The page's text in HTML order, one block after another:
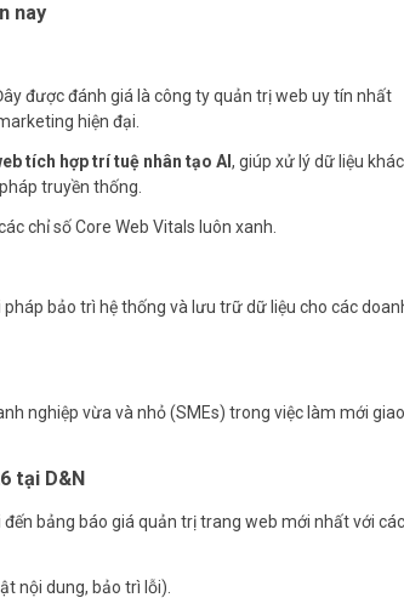
nay
được đánh giá là công ty quản trị web uy tín nhất
hiện đại.
tích hợp trí tuệ nhân tạo AI , giúp xử lý dữ liệu
truyền thống.
chỉ số Core Web Vitals luôn xanh.
bảo trì hệ thống và lưu trữ dữ liệu cho các
nghiệp vừa và nhỏ (SMEs) trong việc làm mới giao
tại D&N
đến bảng báo giá quản trị trang web mới nhất với các
nội dung, bảo trì lỗi).